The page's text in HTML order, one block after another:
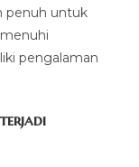
penuh untuk
pengalaman